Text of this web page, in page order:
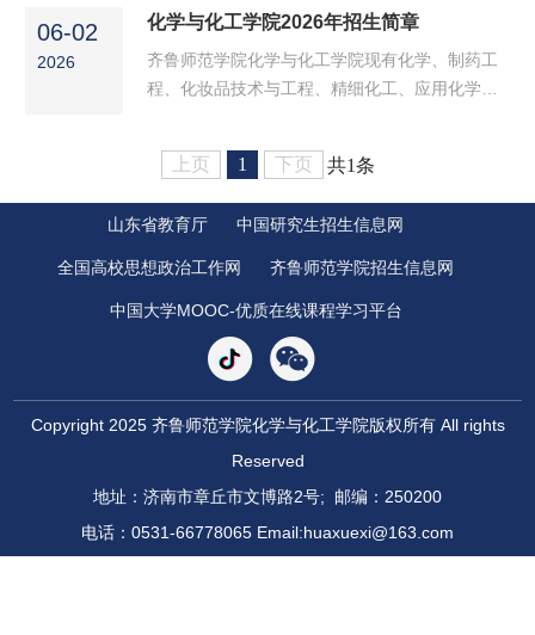
06-02
2026
化学与化工学院2026年招生简章
齐鲁师范学院化学与化工学院现有化学、制药工
程、化妆品技术与工程、精细化工、应用化学
业、2019年化学专业获批山东省一流专业建设
点，化妆品技术与工程、精细化工专业为国家“四
新”专业。学生第二党支部获批全省第三批党建工
作样板支部、全国第四批党建工作样板支部,学院
号。 师资队伍建设：学院注重师资队伍建设，...
上页 1 下页 共1条
山东省教育厅 中国研究生招生信息网
全国高校思想政治工作网 齐鲁师范学院招生信息网
中国大学MOOC-优质在线课程学习平台
Copyright 2025 齐鲁师范学院化学与化工学院版权所有 All rights
Reserved
地址：济南市章丘市文博路2号; 邮编：250200
电话：0531-66778065 Email:huaxuexi@163.com